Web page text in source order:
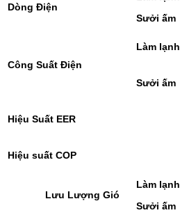
Dòng Điện
Sưởi ấm
Công Suất Điện
Làm lạnh
Sưởi ấm
Hiệu Suất EER
Hiệu suất COP
Lưu Lượng Gió
Làm lạnh
Sưởi ấm